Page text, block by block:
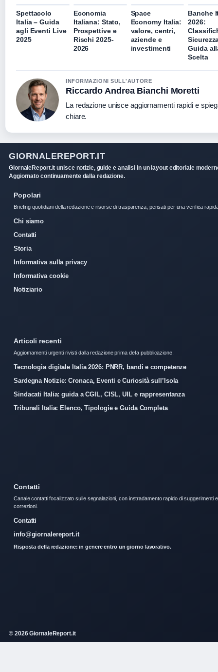
Spettacolo
Italia – Guida
agli Eventi Live
2025
Economia
Italiana: Stato,
Prospettive e
Rischi 2025-
2026
Space
Economy Italia:
valore, centri,
aziende e
investimenti
Banche
2026:
Guida
Scelta
INFORMAZIONI SULL'AUTORE
Riccardo Andrea Bianchi Moretti
La redazione unisce aggiornamenti rapidi e
chiare.
GIORNALEREPORT.IT
GiornaleReport.it unisce notizie, guide e analisi in un layout editoriale
Aggiornato continuamente dalla redazione.
Popolari
Briefing quotidiani della redazione e risorse di trasparenza, pensati per una verifica
Chi siamo
Contatti
Storia
Informativa sulla privacy
Informativa cookie
Notiziario
Articoli recenti
Aggiornamenti urgenti rivisti dalla redazione prima della pubblicazione.
Tecnologia digitale Italia 2026: PNRR, bandi e competenze
Sardegna Notizie: Cronaca, Eventi e Curiosità sull’Isola
Sindacati Italia: guida a CGIL, CISL, UIL e rappresentanza
Tribunali Italia: Elenco, Tipologie e Guida Completa
Contatti
Canale contatti focalizzato sulle segnalazioni, con instradamento rapido di suggerimenti e
correzioni.
Contatti
info@giornalereport.it
Risposta della redazione: in genere entro un giorno lavorativo.
© 2026 GiornaleReport.it